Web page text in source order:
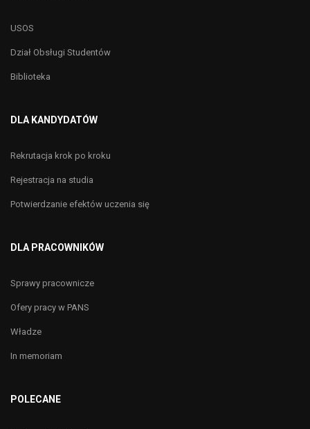
USOS
Dział Obsługi Studentów
Biblioteka
DLA KANDYDATÓW
Rekrutacja krok po kroku
Rejestracja na studia
Potwierdzanie efektów uczenia się
DLA PRACOWNIKÓW
Sprawy pracownicze
Ofery pracy w PANS
Władze
In memoriam
POLECANE